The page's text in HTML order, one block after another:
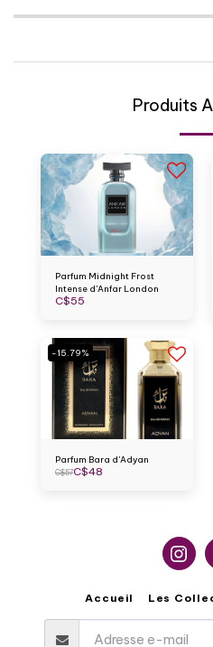
Produits
Parfum Midnight Frost
Intense d'Anfar London
C$55
-15.79%
Parfum Bara d'Adyan
C$57C$48
Accueil Les